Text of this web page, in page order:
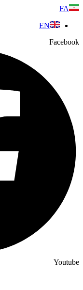
پرش
محتوا
FA
EN
Facebook
Youtube